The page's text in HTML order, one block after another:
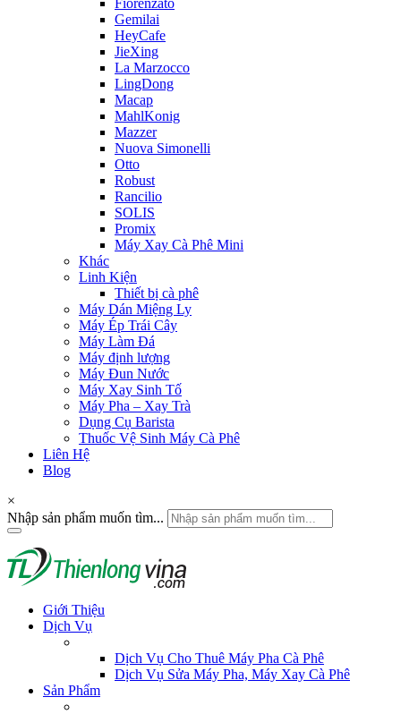
Fiorenzato
Gemilai
HeyCafe
JieXing
La Marzocco
LingDong
Macap
MahlKonig
Mazzer
Nuova Simonelli
Otto
Robust
Rancilio
SOLIS
Promix
Máy Xay Cà Phê Mini
Khác
Linh Kiện
Thiết bị cà phê
Máy Dán Miệng Ly
Máy Ép Trái Cây
Máy Làm Đá
Máy định lượng
Máy Đun Nước
Máy Xay Sinh Tố
Máy Pha – Xay Trà
Dụng Cụ Barista
Thuốc Vệ Sinh Máy Cà Phê
Liên Hệ
Blog
×
Nhập sản phẩm muốn tìm...
Giới Thiệu
Dịch Vụ
Dịch Vụ Cho Thuê Máy Pha Cà Phê
Dịch Vụ Sửa Máy Pha, Máy Xay Cà Phê
Sản Phẩm